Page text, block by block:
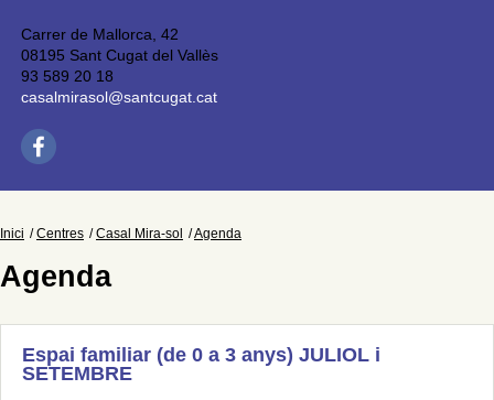
Carrer de Mallorca, 42
08195 Sant Cugat del Vallès
93 589 20 18
casalmirasol@santcugat.cat
Inici Centres Casal Mira-sol Agenda
Agenda
Espai familiar (de 0 a 3 anys) JULIOL i
SETEMBRE